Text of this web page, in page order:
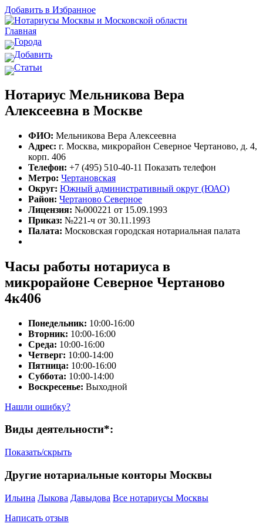
Добавить в Избранное
Главная
Города
Добавить
Статьи
Нотариус Мельникова Вера
Алексеевна в Москве
ФИО: Мельникова Вера Алексеевна
Адрес: г. Москва, микрорайон Северное Чертаново, д. 4,
корп. 406
Телефон: +7 (495) 510-40-11 Показать телефон
Метро: Чертановская
Округ: Южный административный округ (ЮАО)
Район: Чертаново Северное
Лицензия: №000221 от 15.09.1993
Приказ: №221-ч от 30.11.1993
Палата: Московская городская нотариальная палата
Часы работы нотариуса в
микрорайоне Северное Чертаново
4к406
Понедельник: 10:00-16:00
Вторник: 10:00-16:00
Среда: 10:00-16:00
Четверг: 10:00-14:00
Пятница: 10:00-16:00
Суббота: 10:00-14:00
Воскресенье: Выходной
Нашли ошибку?
Виды деятельности*:
Показать/скрыть
Другие нотариальные конторы Москвы
Ильина Лыкова Давыдова Все нотариусы Москвы
Написать отзыв